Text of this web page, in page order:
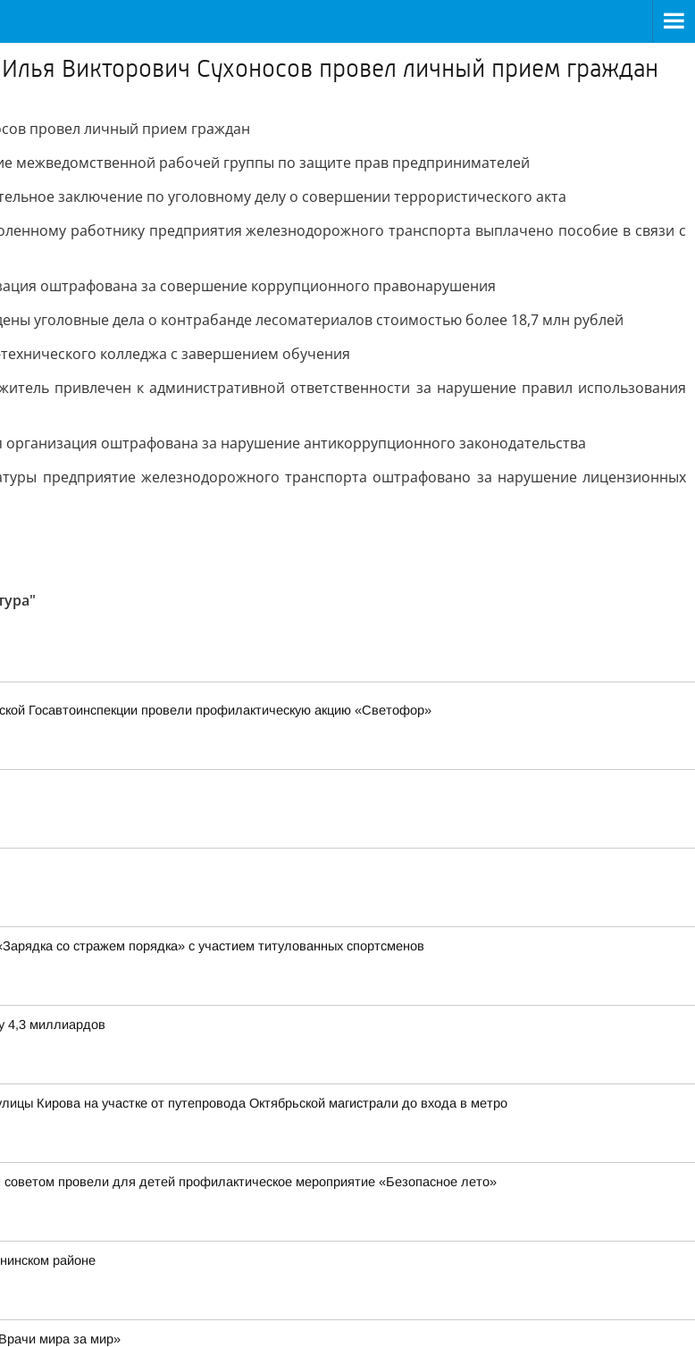
Викторович Сухоносов провел личный прием граждан
провел личный прием граждан
межведомственной рабочей группы по защите прав предпринимателей
заключение по уголовному делу о совершении террористического акта
работнику предприятия железнодорожного транспорта выплачено пособие в связи с
оштрафована за совершение коррупционного правонарушения
уголовные дела о контрабанде лесоматериалов стоимостью более 18,7 млн рублей
колледжа с завершением обучения
привлечен к административной ответственности за нарушение правил использования
оштрафована за нарушение антикоррупционного законодательства
предприятие железнодорожного транспорта оштрафовано за нарушение лицензионных
Госавтоинспекции провели профилактическую акцию «Светофор»
со стражем порядка» с участием титулованных спортсменов
4,3 миллиардов
Кирова на участке от путепровода Октябрьской магистрали до входа в метро
провели для детей профилактическое мероприятие «Безопасное лето»
районе
мира за мир»